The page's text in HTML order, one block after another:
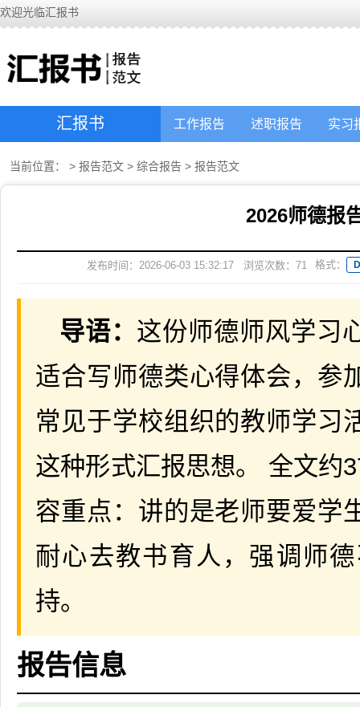
欢迎光临汇报书
汇报书 工作报告 述职报告 实习
当前位置： > 报告范文 > 综合报告 > 报告范文
2026师德报
发布时间：2026-06-03 15:32:17 浏览次数： 71 格式：
导语： 这份师德师风学习
适合写师德类心得体会，参
常见于学校组织的教师学习
这种形式汇报思想。 全文约
容重点：讲的是老师要爱学
耐心去教书育人，强调师
持。
报告信息